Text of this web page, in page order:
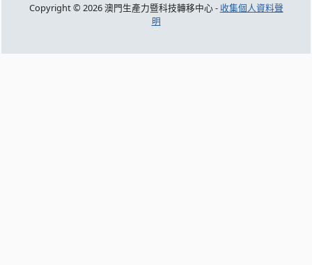
Copyright © 2026 澳門生產力暨科技轉移中心 - 收集個人資料聲
明